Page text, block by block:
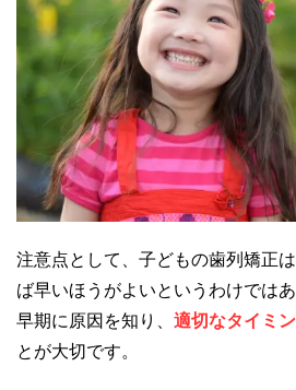
注意点として、子どもの歯列矯正
ば早いほうがよいというわけではあ
早期に原因を知り、 適切なタイミ
とが大切です。